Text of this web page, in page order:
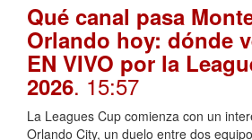
Qué canal pasa
Orlando hoy: dónde
EN VIVO por la
2026. 15:57
La Leagues Cup comienza con un
Orlando City, un duelo entre dos